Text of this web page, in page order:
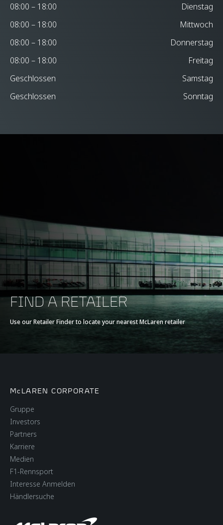
08:00 – 18:00
Dienstag
08:00 – 18:00
Mittwoch
08:00 – 18:00
Donnerstag
08:00 – 18:00
Freitag
Geschlossen
Samstag
Geschlossen
Sonntag
FIND A RETAILER
Use our Retailer Finder to locate your nearest McLaren retailer
McLAREN CORPORATE
Gruppe
Investors
Partners
Karriere
Medien
F1-Rennsport
Interesse Anmelden
Händlersuche